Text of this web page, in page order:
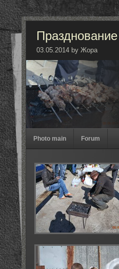
03.05.2014 by Жора
Photo main Forum